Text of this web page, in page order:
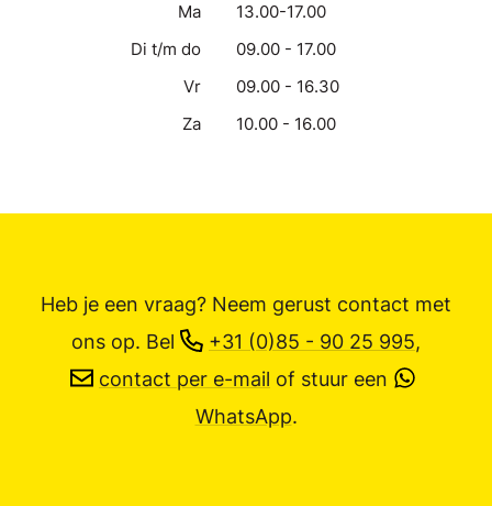
Ma
13.00-17.00
Di t/m do
09.00 - 17.00
Vr
09.00 - 16.30
Za
10.00 - 16.00
Heb je een vraag? Neem gerust contact met
ons op. Bel +31 (0)85 - 90 25 995,
contact per e-mail of stuur een
WhatsApp.